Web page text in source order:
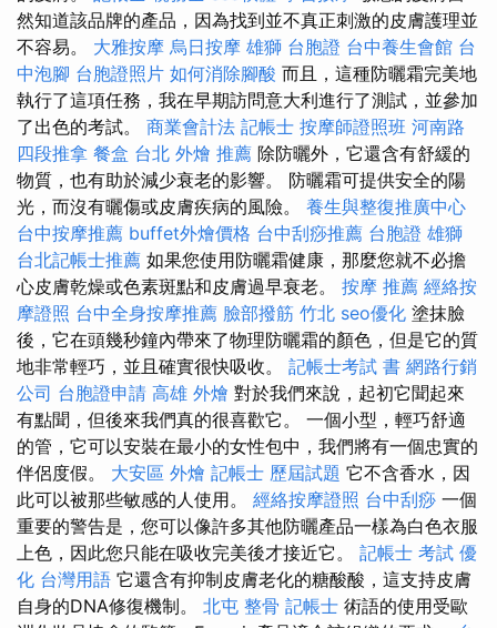
然知道該品牌的產品，因為找到並不真正刺激的皮膚護理並
不容易。 大雅按摩 烏日按摩 雄獅 台胞證 台中養生會館 台
中泡腳 台胞證照片 如何消除腳酸 而且，這種防曬霜完美地
執行了這項任務，我在早期訪問意大利進行了測試，並參加
了出色的考試。 商業會計法 記帳士 按摩師證照班 河南路
四段推拿 餐盒 台北 外燴 推薦 除防曬外，它還含有舒緩的
物質，也有助於減少衰老的影響。 防曬霜可提供安全的陽
光，而沒有曬傷或皮​​膚疾病的風險。 養生與整復推廣中心
台中按摩推薦 buffet外燴價格 台中刮痧推薦 台胞證 雄獅
台北記帳士推薦 如果您使用防曬霜健康，那麼您就不必擔
心皮膚乾燥或色素斑點和皮膚過早衰老。 按摩 推薦 經絡按
摩證照 台中全身按摩推薦 臉部撥筋 竹北 seo優化 塗抹臉
後，它在頭幾秒鐘內帶來了物理防曬霜的顏色，但是它的質
地非常輕巧，並且確實很快吸收。 記帳士考試 書 網路行銷
公司 台胞證申請 高雄 外燴 對於我們來說，起初它聞起來
有點聞，但後來我們真的很喜歡它。 一個小型，輕巧舒適
的管，它可以安裝在最小的女性包中，我們將有一個忠實的
伴侶度假。 大安區 外燴 記帳士 歷屆試題 它不含香水，因
此可以被那些敏感的人使用。 經絡按摩證照 台中刮痧 一個
重要的警告是，您可以像許多其他防曬產品一樣為白色衣服
上色，因此您只能在吸收完美後才接近它。 記帳士 考試 優
化 台灣用語 它還含有抑制皮膚老化的糖酸酸，這支持皮膚
自身的DNA修復機制。 北屯 整骨 記帳士 術語的使用受歐